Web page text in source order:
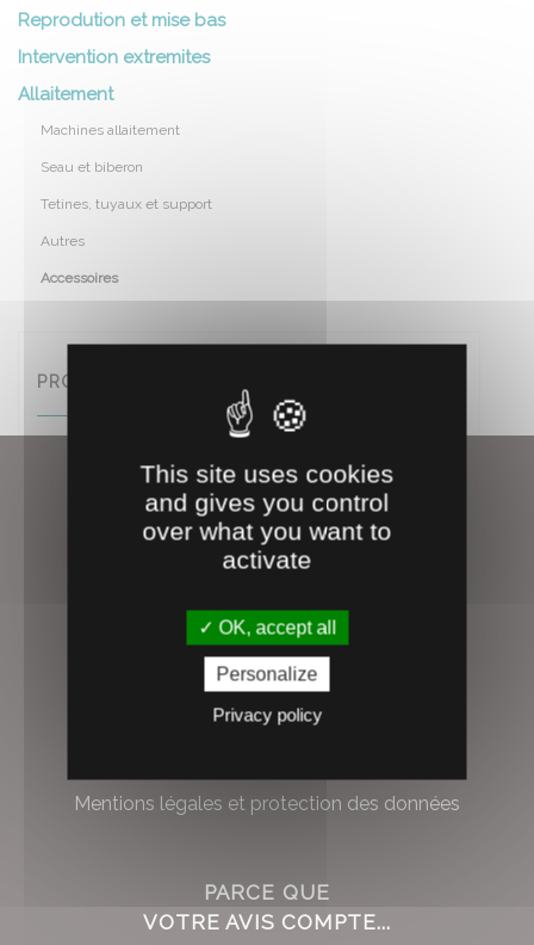
Reprodution et mise bas
Intervention extremites
Allaitement
Machines allaitement
Seau et biberon
Tetines, tuyaux et support
Autres
Accessoires
PROMOS
À PROPOS
Rejoignez-nous !
Nous contacter
Les marques Alliance
Mentions légales et protection des données
PARCE QUE
VOTRE AVIS COMPTE...
This site uses cookies
and gives you control
over what you want to
activate
OK, accept all
Personalize
Privacy policy